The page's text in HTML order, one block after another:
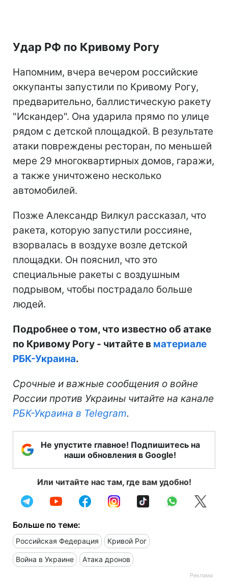
Удар РФ по Кривому Рогу
Напомним, вчера вечером российские
оккупанты запустили по Кривому Рогу,
предварительно, баллистическую ракету
"Искандер". Она ударила прямо по улице
рядом с детской площадкой. В результате
атаки повреждены ресторан, по меньшей
мере 29 многоквартирных домов, гаражи,
а также уничтожено несколько
автомобилей.
Позже Александр Вилкул рассказал, что
ракета, которую запустили россияне,
взорвалась в воздухе возле детской
площадки. Он пояснил, что это
специальные ракеты с воздушным
подрывом, чтобы пострадало больше
людей.
Подробнее о том, что известно об атаке
по Кривому Рогу - читайте в материале
РБК-Украина.
Срочные и важные сообщения о войне
России против Украины читайте на канале
РБК-Украина в Telegram.
Не упустите главное! Подпишитесь на
наши обновления в Google!
Или читайте нас там, где вам удобно!
Больше по теме:
Российская Федерация Кривой Рог
Война в Украине Атака дронов